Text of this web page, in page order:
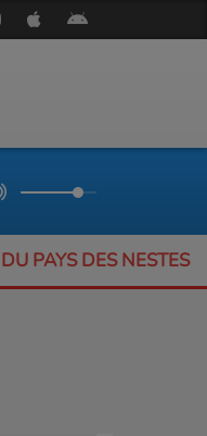
PAYS DES NESTES
L’Offrande